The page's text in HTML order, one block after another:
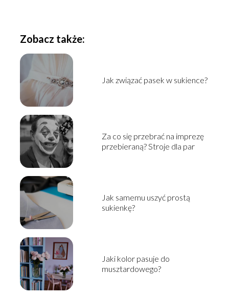
Zobacz także:
Jak związać pasek w sukience?
Za co się przebrać na imprezę
przebieraną? Stroje dla par
Jak samemu uszyć prostą
sukienkę?
Jaki kolor pasuje do
musztardowego?